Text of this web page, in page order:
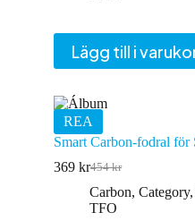
Lägg till i
REA
Smart Carbon-fodral
454kr
Det
ursprungliga
priset
369 krDet
nuvarande
priset
Carbon, Category,
TFO